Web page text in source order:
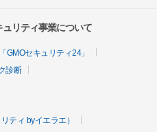
リティ事業について
GMOセキュリティ24」
診断
ティ byイエラエ）